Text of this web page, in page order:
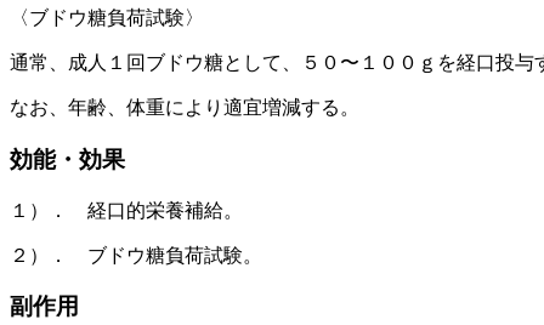
〈ブドウ糖負荷試験〉
通常、成人１回ブドウ糖として、５０〜１００ｇを経口投与
なお、年齢、体重により適宜増減する。
効能・効果
１）． 経口的栄養補給。
２）． ブドウ糖負荷試験。
副作用